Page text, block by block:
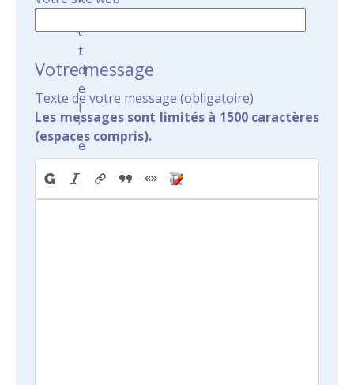
e
c
t
d
e
l
’
e
n
i
Votre message
Texte de votre message (obligatoire)
Les messages sont limités à 1500 caractères
(espaces compris).